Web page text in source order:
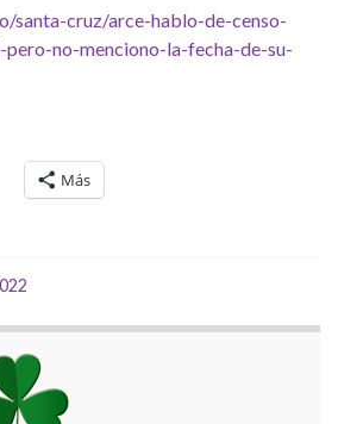
santa-cruz/arce-hablo-de-censo-
no-menciono-la-fecha-de-su-
Más